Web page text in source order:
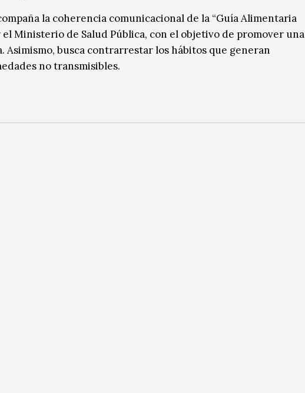
la coherencia comunicacional de la “Guía Alimentaria
Ministerio de Salud Pública, con el objetivo de promover una
busca contrarrestar los hábitos que generan
no transmisibles.